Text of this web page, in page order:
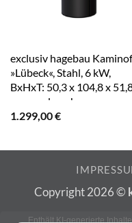
exclusiv hagebau
»Lübeck«, Stahl, 6 kW,
BxHxT: 50,3 x 104,8 x
cm, rund – schwarz
1.299,00€
Copyright 2026 ©